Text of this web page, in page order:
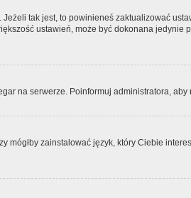
tak jest, to powinieneś zaktualizować
ustawień, może być dokonana jedynie
na serwerze. Poinformuj administratora, aby
mógłby zainstalować język, który Ciebie